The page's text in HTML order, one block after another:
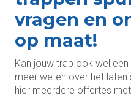
vragen en
op maat!
Kan jouw trap ook wel
meer weten over het laten
hier meerdere offertes